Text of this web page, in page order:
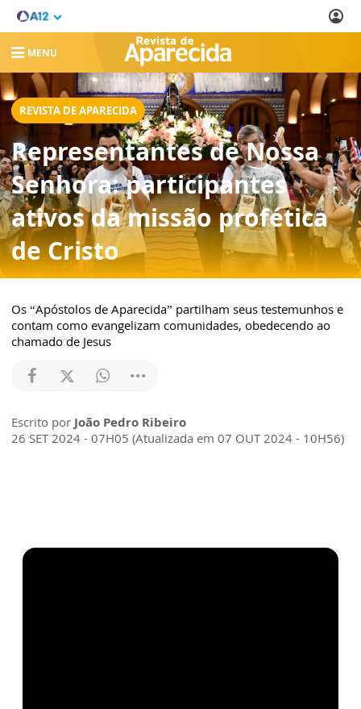
MENU
REVISTA DE APARECIDA
Representantes de Nossa
Senhora: participantes
ativos da missão profética
de Cristo
Os “Apóstolos de Aparecida” partilham seus testemunhos e
contam como evangelizam comunidades, obedecendo ao
chamado de Jesus
Escrito por João Pedro Ribeiro
26 SET 2024 - 07H05 (Atualizada em 07 OUT 2024 - 10H56)